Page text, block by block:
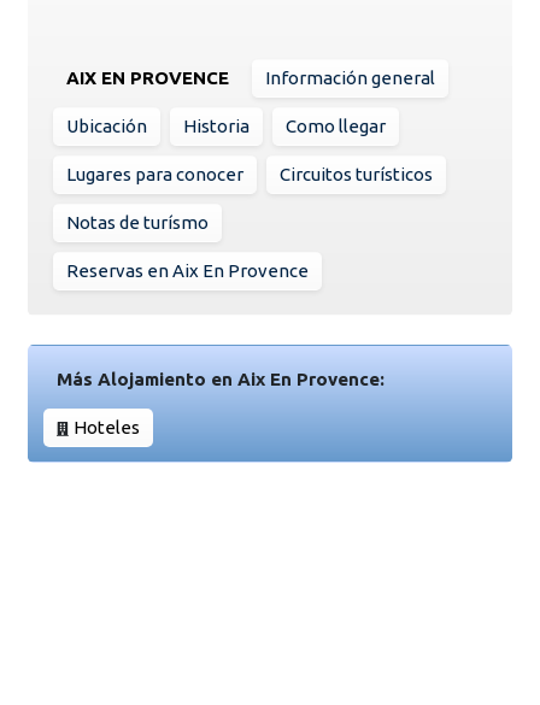
AIX EN PROVENCE Información general
Ubicación Historia Como llegar
Lugares para conocer Circuitos turísticos
Notas de turísmo
Reservas en Aix En Provence
Más Alojamiento en Aix En Provence:
Hoteles